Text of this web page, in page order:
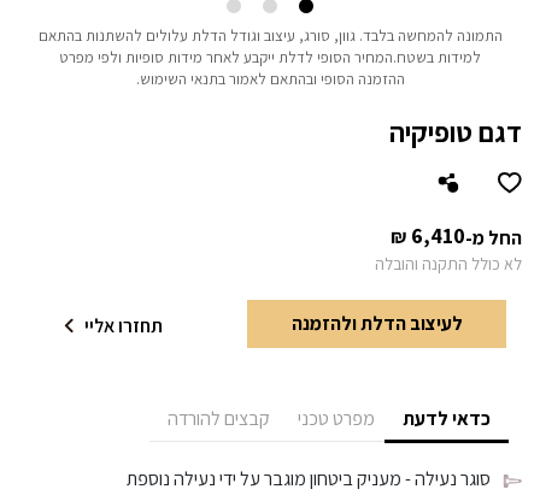
דגם טופיקיה
החל מ- ₪ 6,410
לא כולל התקנה והובלה
לעיצוב הדלת ולהזמנה תחזרו אליי
כדאי לדעת מפרט טכני קבצים להורדה
סוגר נעילה- מעניק ביטחון מוגבר על ידי נעילה נוספת
התמונה להמחשה בלבד.גוון, סורג, עיצוב וגודל הדלת עלולים להשתנות בהתאם
למידות בשטח.המחיר הסופי לדלת ייקבע לאחר מידות סופיות ולפי מפרט
ההזמנה הסופי ובהתאם לאמור בתנאי השימוש.